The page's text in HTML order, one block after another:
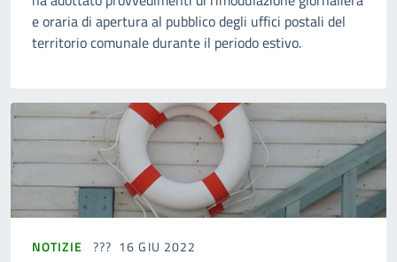
e oraria di apertura al pubblico degli uffici postali del
territorio comunale durante il periodo estivo.
NOTIZIE 16 GIU 2022